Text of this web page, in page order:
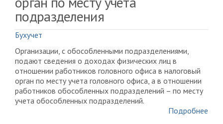
подразделения
Бухучет
Организации, с обособленными подразделениями,
подают сведения о доходах физических лиц в
отношении работников головного офиса в налоговый
орган по месту учета головного офиса, а в отношении
работников обособленных подразделений – по месту
учета обособленных подразделений.
Подробнее